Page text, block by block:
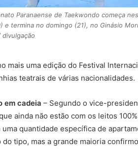
Paranaense de Taekwondo começa
e termina no domingo (21), no Ginásio
divulgação
mais uma edição do Festival
teatrais de várias nacionalidades.
em cadeia – Segundo o vice-
ainda não estão com os leitos
uma quantidade específica de
do tipo, mas a grande maioria